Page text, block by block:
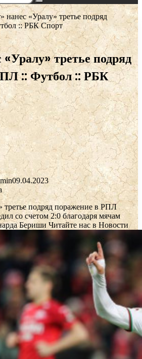
Поиск...
нанес «Уралу» третье подряд
:: РБК Спорт
третье подряд
:: Футбол :: РБК
09.04.2023
третье подряд поражение в РПЛ
со счетом 2:0 благодаря мячам
Бериши Читайте нас в Новости